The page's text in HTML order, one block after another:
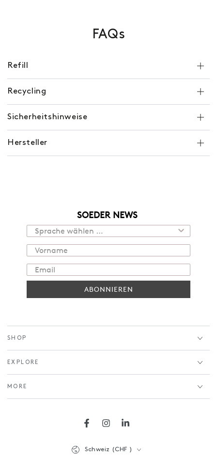
FAQs
Refill
Recycling
Sicherheitshinweise
Hersteller
SOEDER NEWS
ABONNIEREN
SHOP
EXPLORE
MORE
FacebookInstagramLinkedIn
Schweiz (CHF )